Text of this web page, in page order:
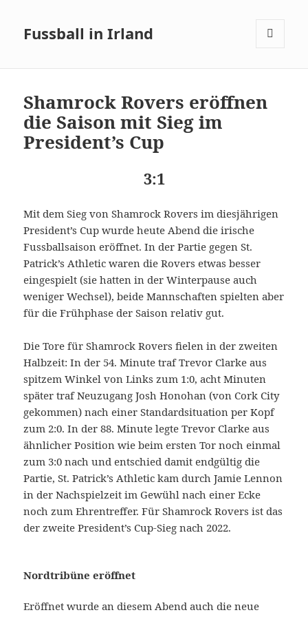
Fussball in Irland
Shamrock Rovers eröffnen
die Saison mit Sieg im
President’s Cup
3:1
Mit dem Sieg von Shamrock Rovers im diesjährigen
President’s Cup wurde heute Abend die irische
Fussballsaison eröffnet. In der Partie gegen St.
Patrick’s Athletic waren die Rovers etwas besser
eingespielt (sie hatten in der Winterpause auch
weniger Wechsel), beide Mannschaften spielten aber
für die Frühphase der Saison relativ gut.
Die Tore für Shamrock Rovers fielen in der zweiten
Halbzeit: In der 54. Minute traf Trevor Clarke aus
spitzem Winkel von Links zum 1:0, acht Minuten
später traf Neuzugang Josh Honohan (von Cork City
gekommen) nach einer Standardsituation per Kopf
zum 2:0. In der 88. Minute legte Trevor Clarke aus
ähnlicher Position wie beim ersten Tor noch einmal
zum 3:0 nach und entschied damit endgültig die
Partie, St. Patrick’s Athletic kam durch Jamie Lennon
in der Nachspielzeit im Gewühl nach einer Ecke
noch zum Ehrentreffer. Für Shamrock Rovers ist das
der zweite President’s Cup-Sieg nach 2022.
Nordtribüne eröffnet
Eröffnet wurde an diesem Abend auch die neue